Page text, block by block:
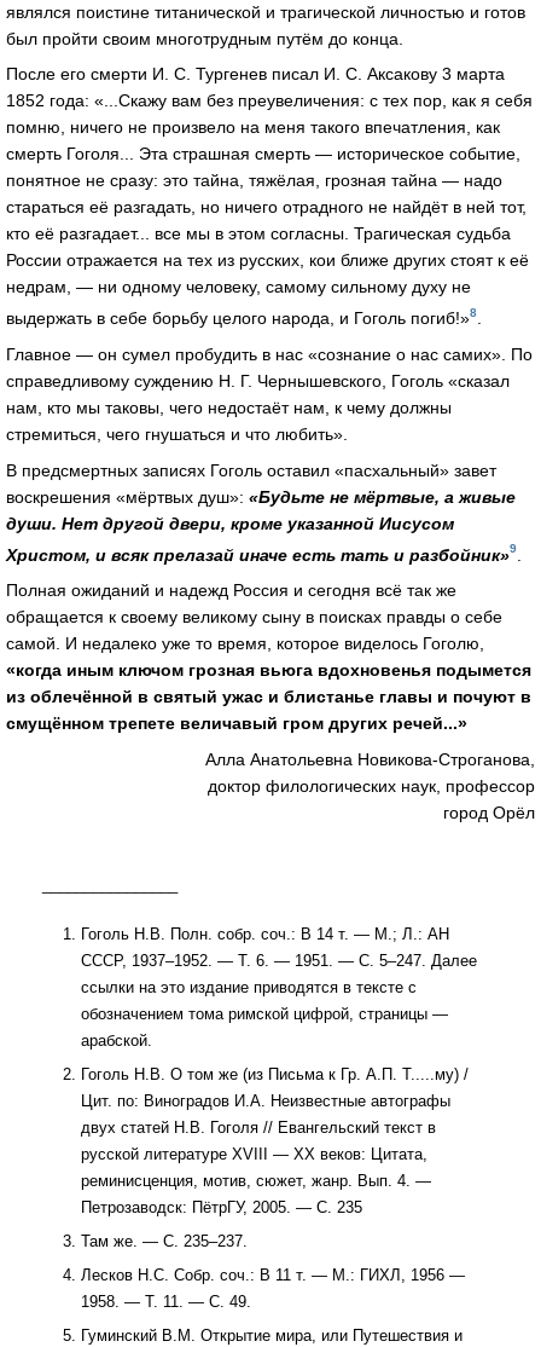
являлся поистине титанической и трагической личностью и готов
был пройти своим многотрудным путём до конца.
После его смерти И. С. Тургенев писал И. С. Аксакову 3 марта
1852 года: «...Скажу вам без преувеличения: с тех пор, как я себя
помню, ничего не произвело на меня такого впечатления, как
смерть Гоголя... Эта страшная смерть — историческое событие,
понятное не сразу: это тайна, тяжёлая, грозная тайна — надо
стараться её разгадать, но ничего отрадного не найдёт в ней тот,
кто её разгадает... все мы в этом согласны. Трагическая судьба
России отражается на тех из русских, кои ближе других стоят к её
недрам, — ни одному человеку, самому сильному духу не
выдержать в себе борьбу целого народа, и Гоголь погиб!»8
Главное — он сумел пробудить в нас «сознание о нас самих». По
справедливому суждению Н. Г. Чернышевского, Гоголь «сказал
нам, кто мы таковы, чего недостаёт нам, к чему должны
стремиться, чего гнушаться и что любить».
В предсмертных записях Гоголь оставил «пасхальный» завет
воскрешения «мёртвых душ»: «Будьте не мёртвые, а живые
души. Нет другой двери, кроме указанной Иисусом
Христом, и всяк прелазай иначе есть тать и разбойник»9
Полная ожиданий и надежд Россия и сегодня всё так же
обращается к своему великому сыну в поисках правды о себе
самой. И недалеко уже то время, которое виделось Гоголю,
«когда иным ключом грозная вьюга вдохновенья подымется
из облечённой в святый ужас и блистанье главы и почуют в
смущённом трепете величавый гром других речей...»
Алла Анатольевна Новикова-Строганова,
доктор филологических наук, профессор
город Орёл
Гоголь Н.В. Полн. собр. соч.: В 14 т. — М.; Л.: АН
СССР, 1937–1952. — Т. 6. — 1951. — С. 5–247. Далее
ссылки на это издание приводятся в тексте с
обозначением тома римской цифрой, страницы —
арабской.
Гоголь Н.В. О том же (из Письма к Гр. А.П. Т.....му) /
Цит. по: Виноградов И.А. Неизвестные автографы
двух статей Н.В. Гоголя // Евангельский текст в
русской литературе XVIII — XX веков: Цитата,
реминисценция, мотив, сюжет, жанр. Вып. 4. —
Петрозаводск: ПётрГУ, 2005. — С. 235
Там же. — С. 235–237.
Лесков Н.С. Собр. соч.: В 11 т. — М.: ГИХЛ, 1956 —
1958. — Т. 11. — С. 49.
Гуминский В.М. Открытие мира, или Путешествия и